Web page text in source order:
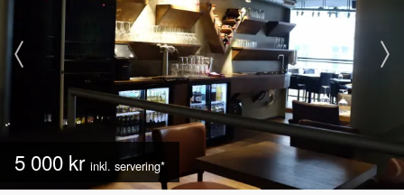
5 000 kr inkl. servering*